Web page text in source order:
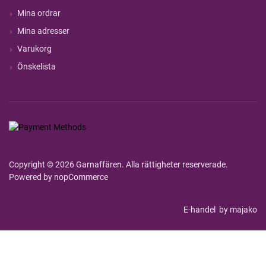
Mina ordrar
Mina adresser
Varukorg
Önskelista
Copyright © 2026 Garnaffären. Alla rättigheter reserverade.
Powered by nopCommerce
E-handel by majako